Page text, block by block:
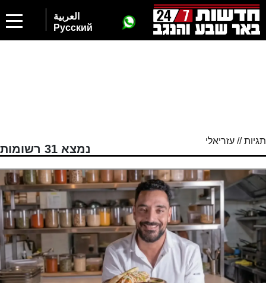
العربية
Русский
תגיות // עזריאלי
נמצא 31 רשומות
2